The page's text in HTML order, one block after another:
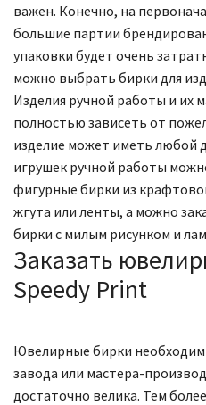
важен. Конечно, на
большие партии
упаковки будет очень
можно выбрать бирки для
Изделия ручной работы и их
полностью зависеть от
изделие может иметь любой
игрушек ручной работы
фигурные бирки из
жгута или ленты, а можно
бирки с милым рисунком и
Заказать
Speedy Print
Ювелирные бирки
завода или мастера-
достаточно велика. Тем